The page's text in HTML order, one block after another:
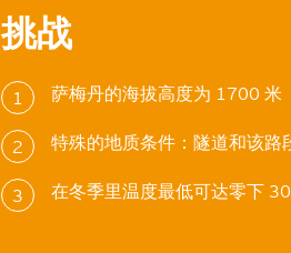
挑战
1 萨梅丹的海拔高度为 1700 米
2 特殊的地质条件：隧道和该路
3 在冬季里温度最低可达零下